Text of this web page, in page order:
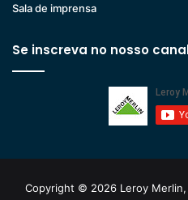
Sala de imprensa
Se inscreva no nosso
Copyright © 2026 Leroy